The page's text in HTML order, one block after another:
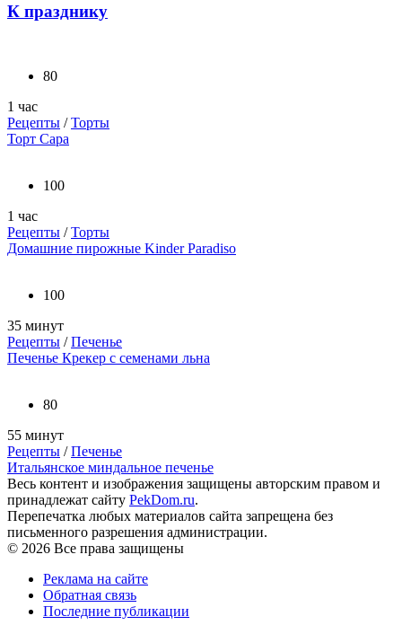
К празднику
80
1 час
Рецепты /Торты
Торт Сара
100
1 час
Рецепты /Торты
Домашние пирожные Kinder Paradiso
100
35 минут
Рецепты /Печенье
Печенье Крекер с семенами льна
80
55 минут
Рецепты /Печенье
Итальянское миндальное печенье
Весь контент и изображения защищены авторским правом и
принадлежат сайту PekDom.ru.
Перепечатка любых материалов сайта запрещена без
письменного разрешения администрации.
© 2026 Все права защищены
Реклама на сайте
Обратная связь
Последние публикации